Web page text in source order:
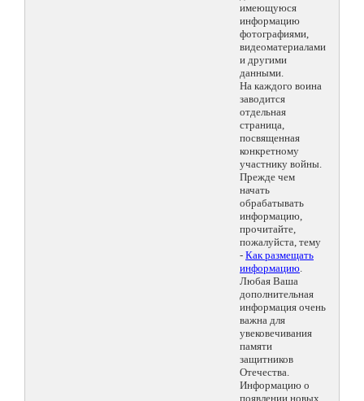
имеющуюся
информацию
фотографиями,
видеоматериалами
и другими
данными.
На каждого воина
заводится
отдельная
страница,
посвященная
конкретному
участнику войны.
Прежде чем
начать
обрабатывать
информацию,
прочитайте,
пожалуйста, тему
- Как размещать
информацию.
Любая Ваша
дополнительная
информация очень
важна для
увековечивания
памяти
защитников
Отечества.
Информацию о
появлении новых